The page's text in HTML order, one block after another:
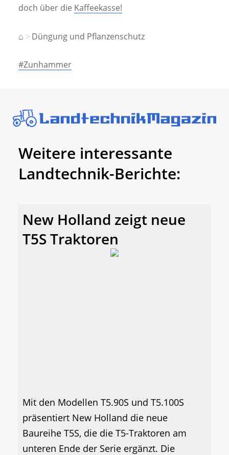
doch über die Kaffeekasse!
⌂ Düngung und Pflanzenschutz
#Zunhammer
Weitere interessante
Landtechnik-Berichte:
New Holland zeigt neue
T5S Traktoren
Mit den Modellen T5.90S und T5.100S
präsentiert New Holland die neue
Baureihe T5S, die die T5-Traktoren am
unteren Ende der Serie ergänzt. Die